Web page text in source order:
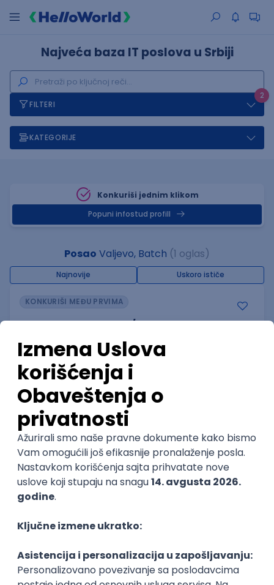
Najveća baza IT poslova u Srbiji
2
FILTERI
KATEGORIJE
Konkuriši jednim klikom
Popuni infostud profill
Posao Valjevo, Batch (1 oglas)
Najnovije Uskoro ističe
KONKURIŠI MEĐU PRVIMA
D365 F&O Developer/Tech Analyst
(SCM)
Mobile Wave Solutions
Remote from Europe
19.08.2026.
Azure DevOps REST Batch x++ @
POSLOVI NA MAIL
KATEGORIJA
TEHNOLOGIJA
POSLODAVAC
GRAD
Najnoviji poslovi svakog dana u tvom
Prijavi se